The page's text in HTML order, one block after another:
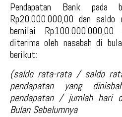
Pendapatan Bank pada
Rp20.000.000,00 dan saldo
bernilai
diterima oleh nasabah di
berikut:
(saldo rata-rata / saldo
pendapatan yang
pendapatan / jumlah hari
Bulan Sebelumnya